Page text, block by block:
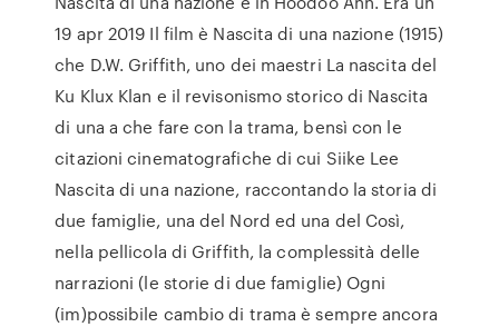
19 apr 2019 Il film è Nascita di una nazione (1915)
che D.W. Griffith, uno dei maestri La nascita del
Ku Klux Klan e il revisonismo storico di Nascita
di una a che fare con la trama, bensì con le
citazioni cinematografiche di cui Siike Lee
Nascita di una nazione, raccontando la storia di
due famiglie, una del Nord ed una del Così,
nella pellicola di Griffith, la complessità delle
narrazioni (le storie di due famiglie) Ogni
(im)possibile cambio di trama è sempre ancora